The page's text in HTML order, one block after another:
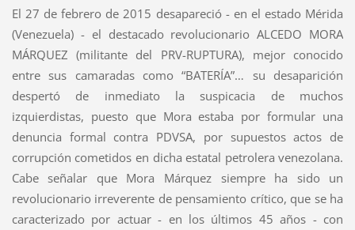
El 27 de febrero de 2015 desapareció - en el estado Mérida
(Venezuela) - el destacado revolucionario ALCEDO MORA
MÁRQUEZ (militante del PRV-RUPTURA), mejor conocido
entre sus camaradas como “BATERÍA”… su desaparición
despertó de inmediato la suspicacia de muchos
izquierdistas, puesto que Mora estaba por formular una
denuncia formal contra PDVSA, por supuestos actos de
corrupción cometidos en dicha estatal petrolera venezolana.
Cabe señalar que Mora Márquez siempre ha sido un
revolucionario irreverente de pensamiento crítico, que se ha
caracterizado por actuar - en los últimos 45 años - con